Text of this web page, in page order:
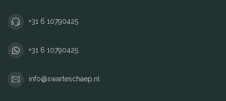
+31 6 10790425
+31 6 10790425
info@swarteschaep.nl